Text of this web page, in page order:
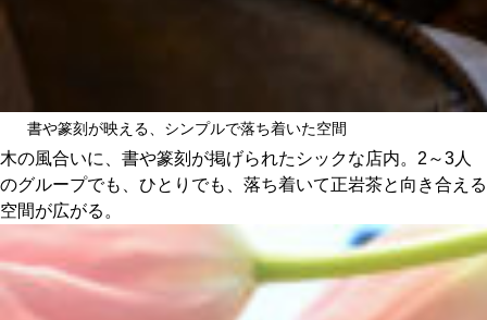
書や篆刻が映える、シンプルで落ち着いた空間
木の風合いに、書や篆刻が掲げられたシックな店内。2～3人
のグループでも、ひとりでも、落ち着いて正岩茶と向き合える
空間が広がる。